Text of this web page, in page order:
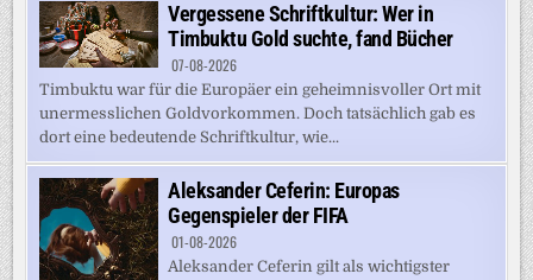
Vergessene Schriftkultur: Wer in
Timbuktu Gold suchte, fand Bücher
07-08-2026
Timbuktu war für die Europäer ein geheimnisvoller Ort mit
unermesslichen Goldvorkommen. Doch tatsächlich gab es
dort eine bedeutende Schriftkultur, wie...
Aleksander Ceferin: Europas
Gegenspieler der FIFA
01-08-2026
Aleksander Ceferin gilt als wichtigster